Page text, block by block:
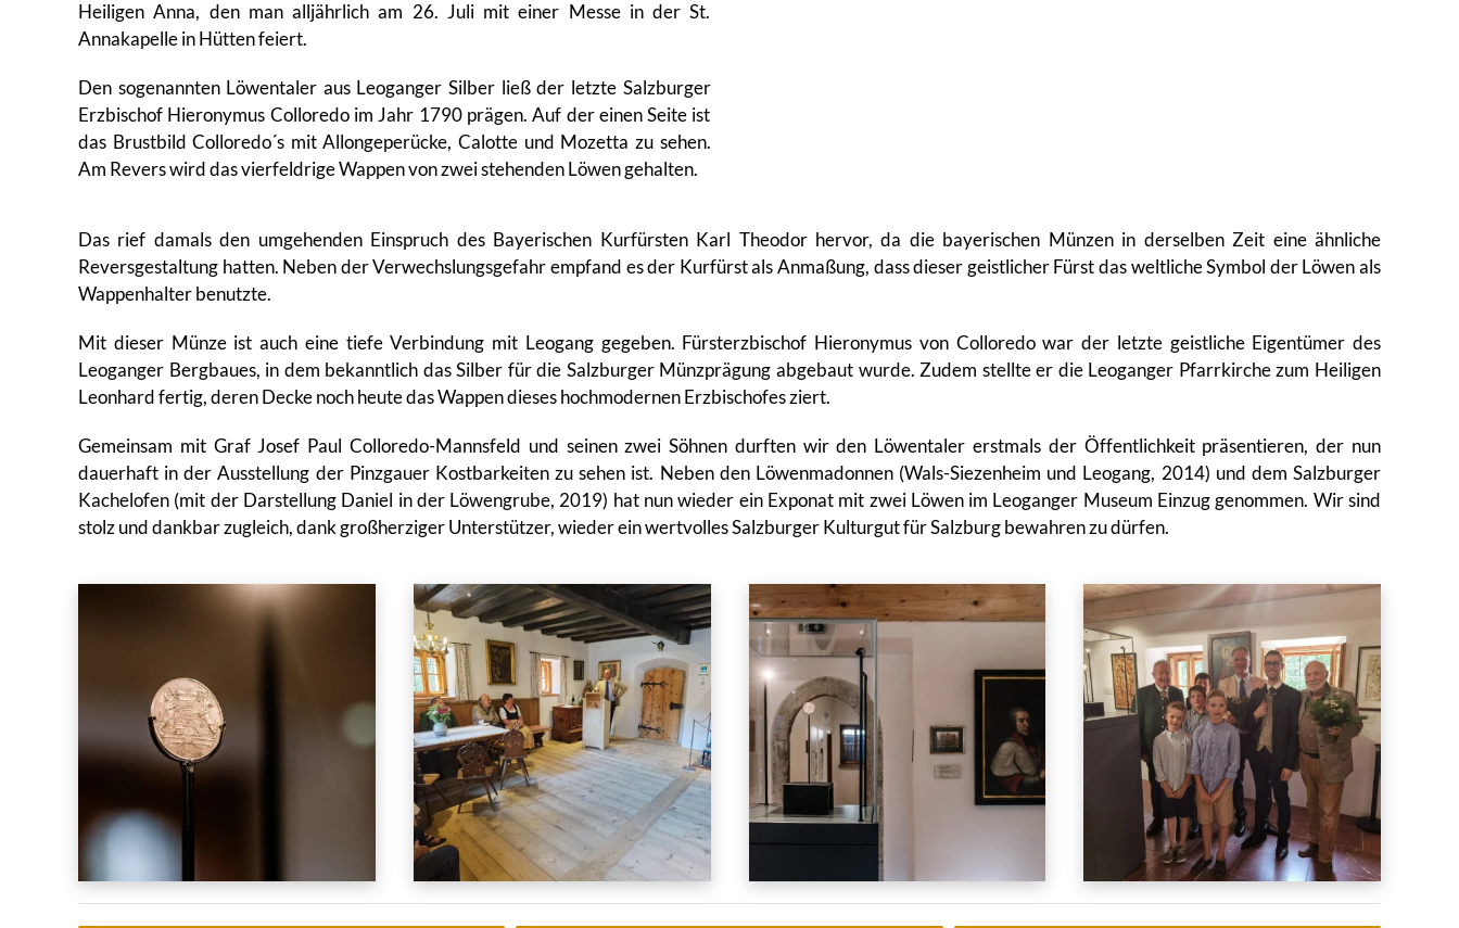
Heiligen Anna, den man alljährlich am 26. Juli mit einer Messe in der St.
Annakapelle in Hütten feiert.
Den sogenannten Löwentaler aus Leoganger Silber ließ der letzte Salzburger
Erzbischof Hieronymus Colloredo im Jahr 1790 prägen. Auf der einen Seite ist
das Brustbild Colloredo´s mit Allongeperücke, Calotte und Mozetta zu sehen.
Am Revers wird das vierfeldrige Wappen von zwei stehenden Löwen gehalten.
Das rief damals den umgehenden Einspruch des Bayerischen Kurfürsten Karl Theodor hervor, da die bayerischen Münzen in derselben Zeit eine ähnliche
Reversgestaltung hatten. Neben der Verwechslungsgefahr empfand es der Kurfürst als Anmaßung, dass dieser geistlicher Fürst das weltliche Symbol der Löwen als
Wappenhalter benutzte.
Mit dieser Münze ist auch eine tiefe Verbindung mit Leogang gegeben. Fürsterzbischof Hieronymus von Colloredo war der letzte geistliche Eigentümer des
Leoganger Bergbaues, in dem bekanntlich das Silber für die Salzburger Münzprägung abgebaut wurde. Zudem stellte er die Leoganger Pfarrkirche zum Heiligen
Leonhard fertig, deren Decke noch heute das Wappen dieses hochmodernen Erzbischofes ziert.
Gemeinsam mit Graf Josef Paul Colloredo-Mannsfeld und seinen zwei Söhnen durften wir den Löwentaler erstmals der Öffentlichkeit präsentieren, der nun
dauerhaft in der Ausstellung der Pinzgauer Kostbarkeiten zu sehen ist. Neben den Löwenmadonnen (Wals-Siezenheim und Leogang, 2014) und dem Salzburger
Kachelofen (mit der Darstellung Daniel in der Löwengrube, 2019) hat nun wieder ein Exponat mit zwei Löwen im Leoganger Museum Einzug genommen. Wir sind
stolz und dankbar zugleich, dank großherziger Unterstützer, wieder ein wertvolles Salzburger Kulturgut für Salzburg bewahren zu dürfen.